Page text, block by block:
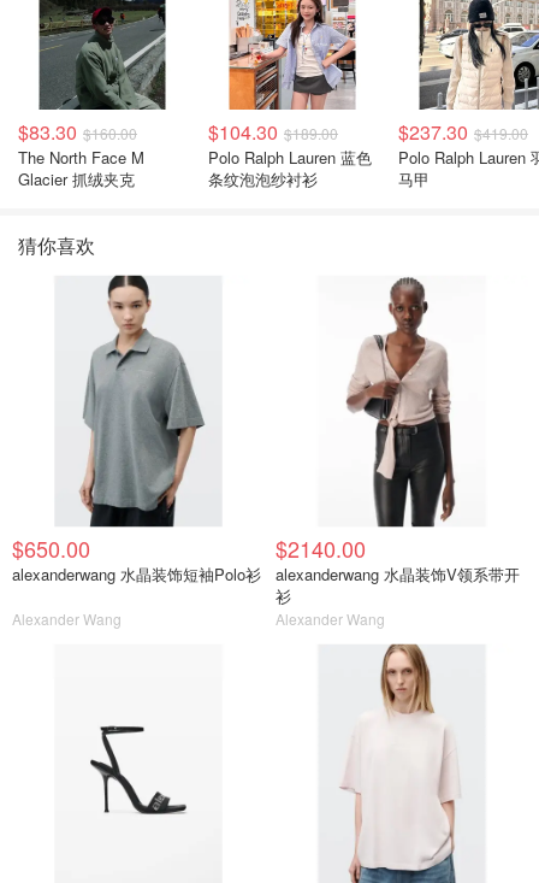
$83.30 $160.00
The North Face M
Glacier 抓绒夹克
$104.30 $189.00
Polo Ralph Lauren 蓝色
条纹泡泡纱衬衫
$237.30 $419.00
Polo Ralph Lauren
马甲
猜你喜欢
$650.00
alexanderwang 水晶装饰短袖Polo衫
Alexander Wang
$2140.00
alexanderwang 水晶装饰V领系带开
衫
Alexander Wang